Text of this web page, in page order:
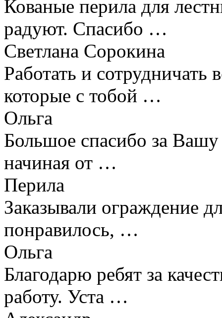
Кованые перила для
радуют. Спасибо …
Светлана Сорокина
Работать и сотрудничать
которые с тобой …
Ольга
Большое спасибо за Вашу
начиная от …
Перила
Заказывали ограждение
понравилось, …
Ольга
Благодарю ребят за
работу. Уста …